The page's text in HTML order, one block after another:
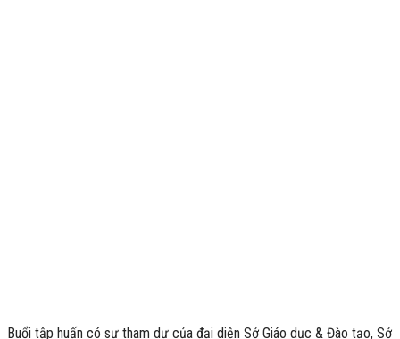
Buổi tập huấn có sự tham dự của đại diện Sở Giáo dục & Đào tạo, Sở